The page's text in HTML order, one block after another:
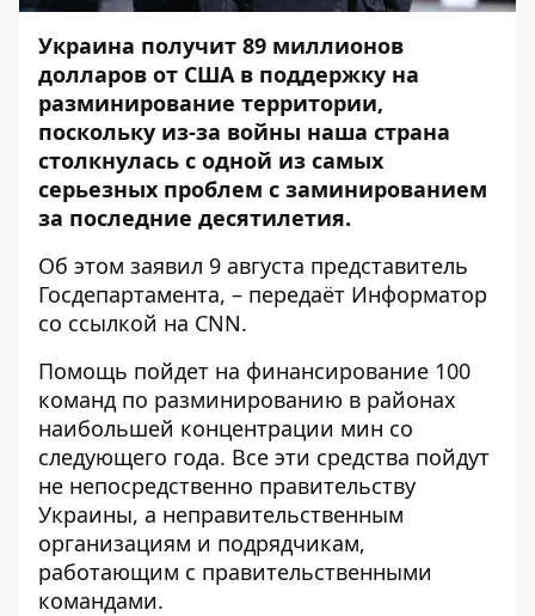
Украина получит 89 миллионов
долларов от США в поддержку на
разминирование территории,
поскольку из-за войны наша страна
столкнулась с одной из самых
серьезных проблем с заминированием
за последние десятилетия.
Об этом заявил 9 августа представитель
Госдепартамента, – передаёт Информатор
со ссылкой на CNN.
Помощь пойдет на финансирование 100
команд по разминированию в районах
наибольшей концентрации мин со
следующего года. Все эти средства пойдут
не непосредственно правительству
Украины, а неправительственным
организациям и подрядчикам,
работающим с правительственными
командами.